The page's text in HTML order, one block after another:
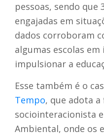
pessoas, sendo que
engajadas em
dados corroboram
algumas escolas
impulsionar a
Esse também é o
Tempo, que adota a
sociointeracionista
Ambiental, onde os